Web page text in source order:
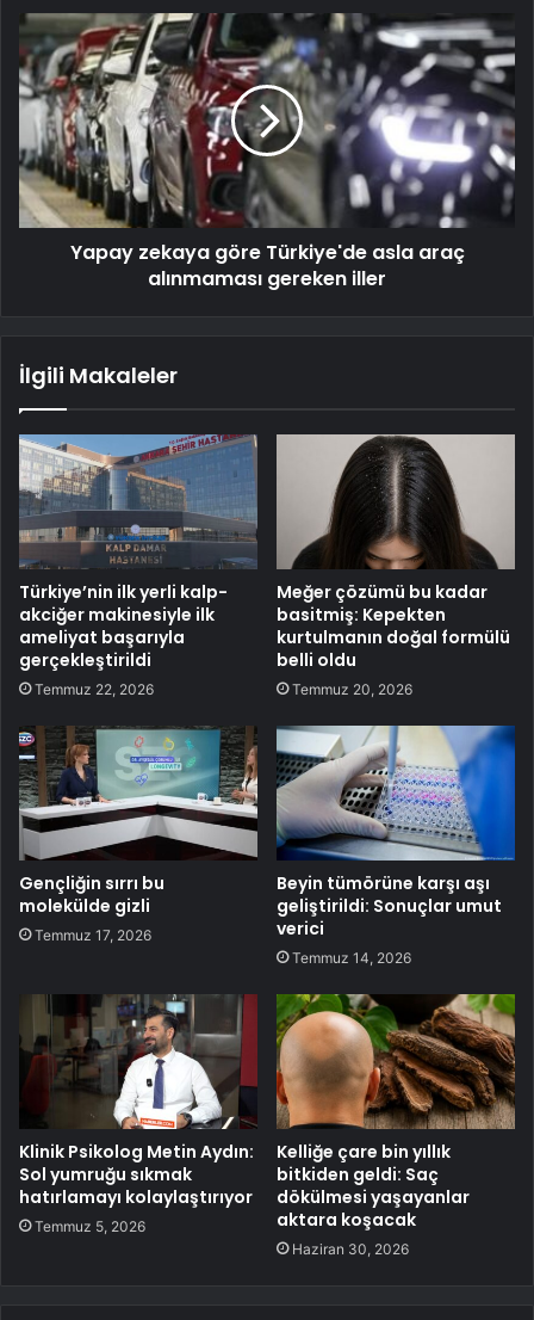
Yapay zekaya göre Türkiye'de asla araç
alınmaması gereken iller
İlgili Makaleler
Türkiye’nin ilk yerli kalp-
akciğer makinesiyle ilk
ameliyat başarıyla
gerçekleştirildi
Temmuz 22, 2026
Meğer çözümü bu kadar
basitmiş: Kepekten
kurtulmanın doğal formülü
belli oldu
Temmuz 20, 2026
Gençliğin sırrı bu
molekülde gizli
Temmuz 17, 2026
Beyin tümörüne karşı aşı
geliştirildi: Sonuçlar umut
verici
Temmuz 14, 2026
Klinik Psikolog Metin Aydın:
Sol yumruğu sıkmak
hatırlamayı kolaylaştırıyor
Temmuz 5, 2026
Kelliğe çare bin yıllık
bitkiden geldi: Saç
dökülmesi yaşayanlar
aktara koşacak
Haziran 30, 2026